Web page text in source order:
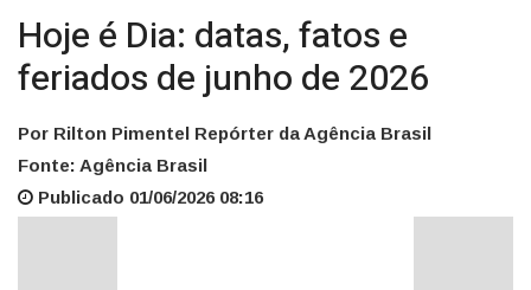
Hoje é Dia: datas, fatos e
feriados de junho de 2026
Por Rilton Pimentel Repórter da Agência Brasil
Fonte: Agência Brasil
Publicado 01/06/2026 08:16